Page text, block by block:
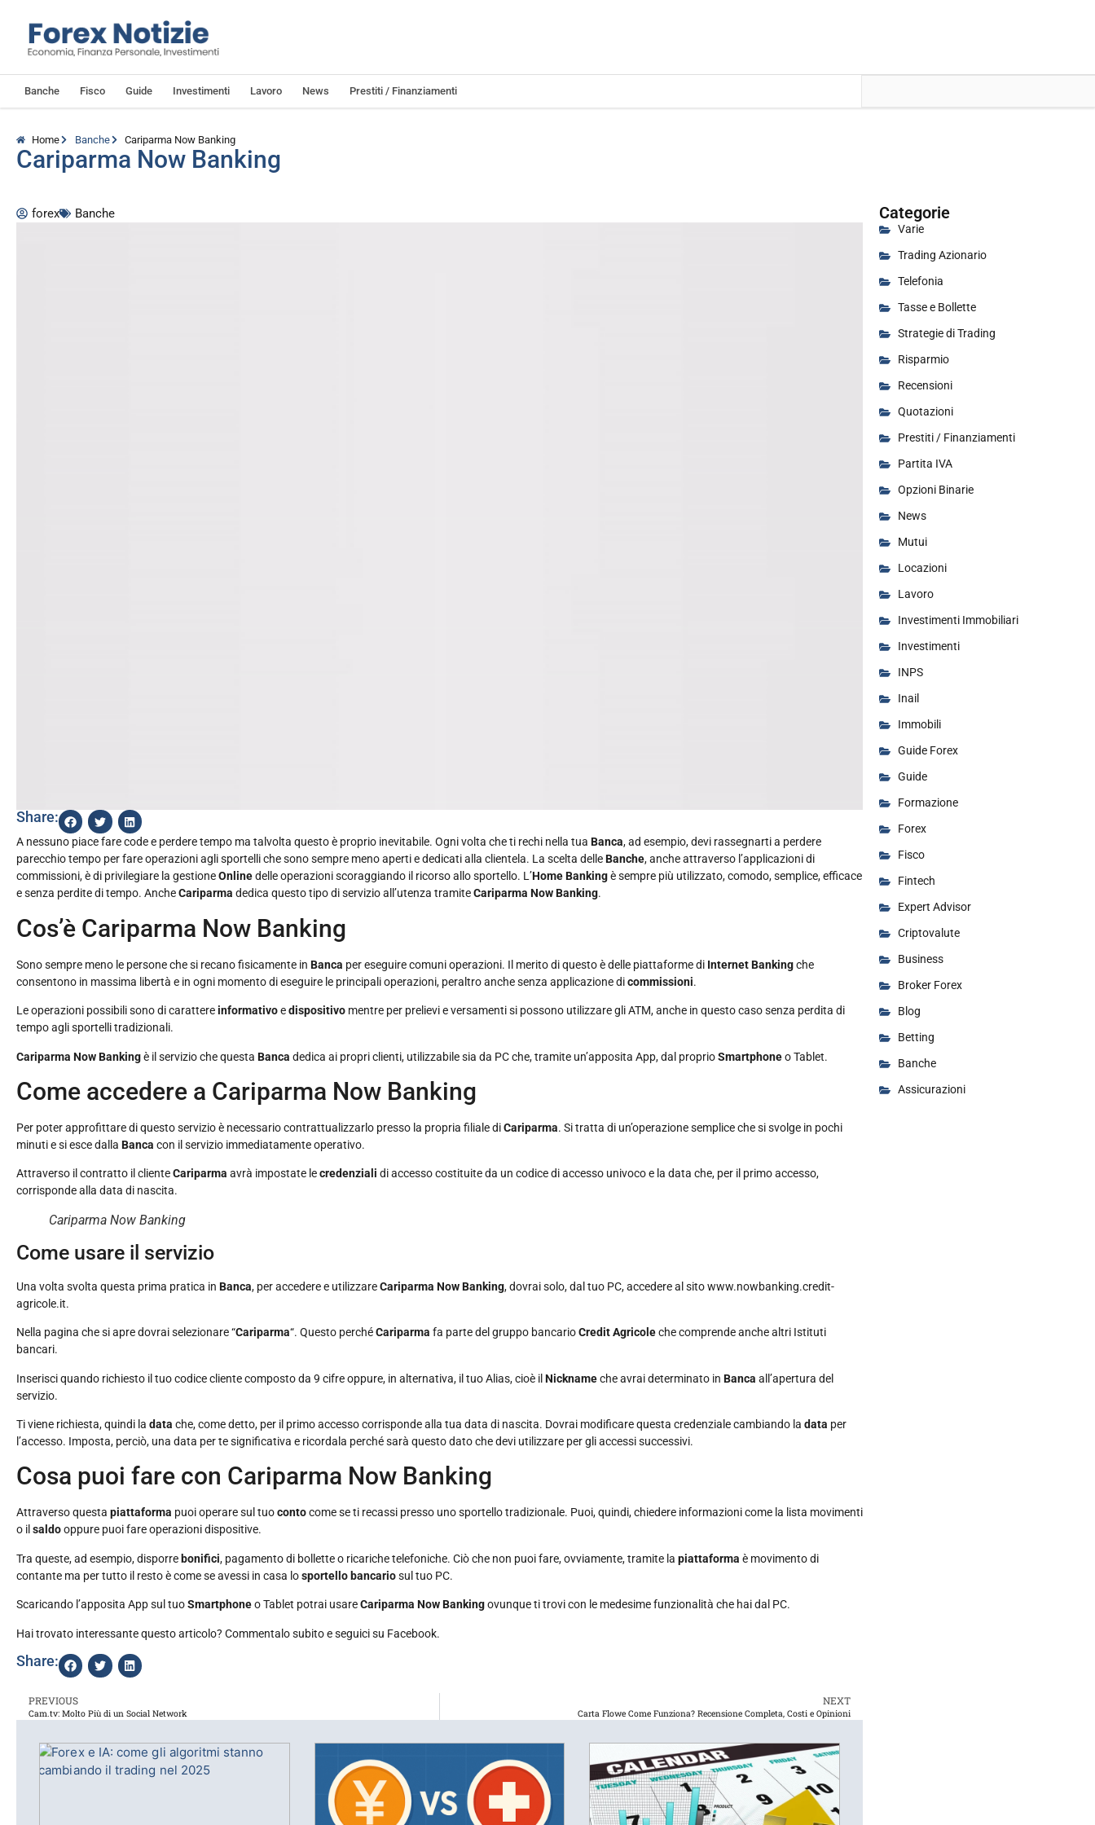
Banche Fisco Guide Investimenti Lavoro News Prestiti / Finanziamenti
Home Banche Cariparma Now Banking
Cariparma Now Banking
forex Banche
Share:
A nessuno piace fare code e perdere tempo ma talvolta questo è proprio inevitabile. Ogni volta che ti rechi nella tua Banca, ad esempio, devi rassegnarti a perdere
parecchio tempo per fare operazioni agli sportelli che sono sempre meno aperti e dedicati alla clientela. La scelta delleBanche, anche attraverso l’applicazioni di
commissioni, è di privilegiare la gestioneOnlinedelle operazioni scoraggiando il ricorso allo sportello. L’Home Bankingè sempre più utilizzato, comodo, semplice, efficace
e senza perdite di tempo. AncheCariparma dedica questo tipo di servizio all’utenza tramiteCariparma Now Banking.
Cos’è Cariparma Now Banking
Sono sempre meno le persone che si recano fisicamente in Banca per eseguire comuni operazioni. Il merito di questo è delle piattaforme di Internet Bankingche
consentono in massima libertà e in ogni momento di eseguire le principali operazioni, peraltro anche senza applicazione dicommissioni.
Le operazioni possibili sono di carattereinformativoedispositivo mentre per prelievi e versamenti si possono utilizzare gli ATM, anche in questo caso senza perdita di
tempo agli sportelli tradizionali.
Cariparma Now Bankingè il servizio che questa Banca dedica ai propri clienti, utilizzabile sia da PC che, tramite un’apposita App, dal proprioSmartphoneo Tablet.
Come accedere a Cariparma Now Banking
Per poter approfittare di questo servizio è necessario contrattualizzarlo presso la propria filiale diCariparma. Si tratta di un’operazione semplice che si svolge in pochi
minuti e si esce dalla Banca con il servizio immediatamente operativo.
Attraverso il contratto il clienteCariparma avrà impostate lecredenziali di accesso costituite da un codice di accesso univoco e la data che, per il primo accesso,
corrisponde alla data di nascita.
Cariparma Now Banking
Come usare il servizio
Una volta svolta questa prima pratica in Banca, per accedere e utilizzareCariparma Now Banking, dovrai solo, dal tuo PC, accedere al sito www.nowbanking.credit-
agricole.it.
Nella pagina che si apre dovrai selezionare “Cariparma“. Questo perchéCariparma fa parte del gruppo bancarioCredit Agricoleche comprende anche altri Istituti
bancari.
Inserisci quando richiesto il tuo codice cliente composto da 9 cifre oppure, in alternativa, il tuo Alias, cioè ilNicknameche avrai determinato in Banca all’apertura del
servizio.
Ti viene richiesta, quindi la data che, come detto, per il primo accesso corrisponde alla tua data di nascita. Dovrai modificare questa credenziale cambiando la data per
l’accesso. Imposta, perciò, una data per te significativa e ricordala perché sarà questo dato che devi utilizzare per gli accessi successivi.
Cosa puoi fare con Cariparma Now Banking
Attraverso questa piattaforma puoi operare sul tuocontocome se ti recassi presso uno sportello tradizionale. Puoi, quindi, chiedere informazioni come la lista movimenti
o il saldooppure puoi fare operazioni dispositive.
Tra queste, ad esempio, disporre bonifici, pagamento di bollette o ricariche telefoniche. Ciò che non puoi fare, ovviamente, tramite la piattaforma è movimento di
contante ma per tutto il resto è come se avessi in casa losportello bancariosul tuo PC.
Scaricando l’apposita App sul tuoSmartphoneo Tablet potrai usareCariparma Now Bankingovunque ti trovi con le medesime funzionalità che hai dal PC.
Hai trovato interessante questo articolo? Commentalo subito e seguici su Facebook.
Share:
PREVIOUS
Cam.tv: Molto Più di un Social Network
NEXT
Carta Flowe Come Funziona? Recensione Completa, Costi e Opinioni
Categorie
Varie
Trading Azionario
Telefonia
Tasse e Bollette
Strategie di Trading
Risparmio
Recensioni
Quotazioni
Prestiti / Finanziamenti
Partita IVA
Opzioni Binarie
News
Mutui
Locazioni
Lavoro
Investimenti Immobiliari
Investimenti
INPS
Inail
Immobili
Guide Forex
Guide
Formazione
Forex
Fisco
Fintech
Expert Advisor
Criptovalute
Business
Broker Forex
Blog
Betting
Banche
Assicurazioni